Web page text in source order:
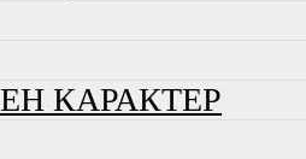
КАРАКТЕР